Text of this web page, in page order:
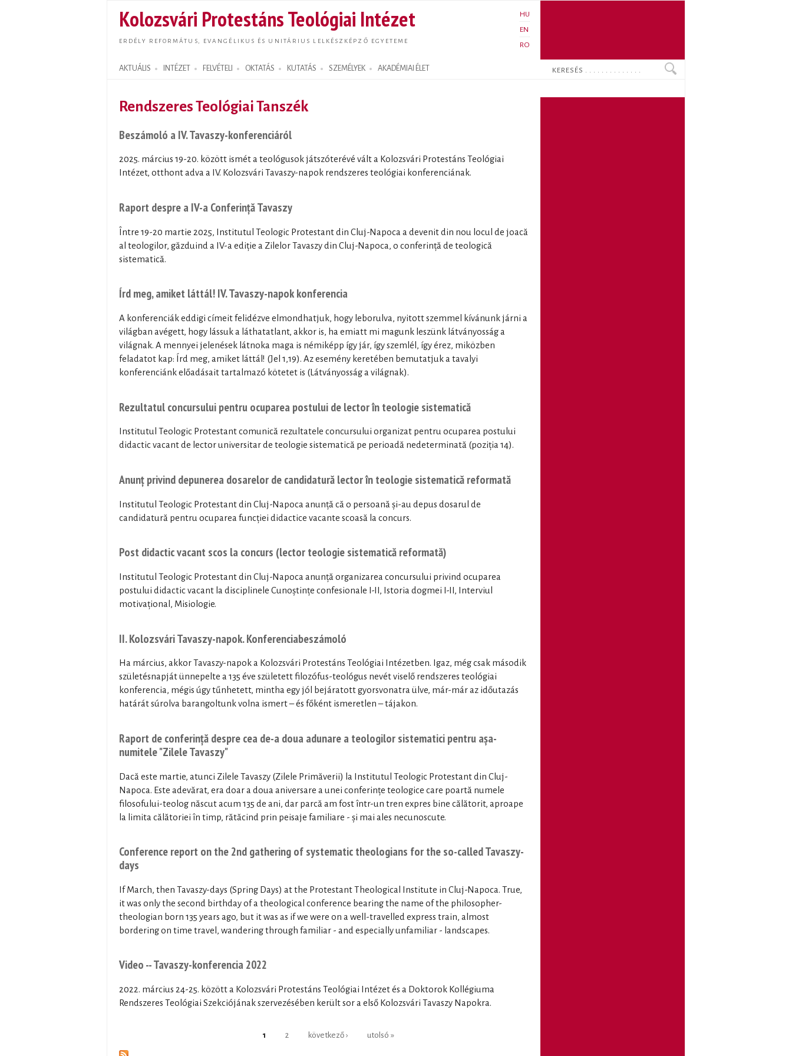
tartalomra
Kolozsvári Protestáns Teológiai Intézet
ERDÉLY REFORMÁTUS, EVANGÉLIKUS ÉS UNITÁRIUS LELKÉSZKÉPZŐ EGYETEME
HU
EN
RO
AKTUÁLIS INTÉZET FELVÉTELI OKTATÁS KUTATÁS SZEMÉLYEK AKADÉMIAI ÉLET
Search form
Keresés
Rendszeres Teológiai Tanszék
Beszámoló a IV. Tavaszy-konferenciáról
2025. március 19-20. között ismét a teológusok játszóterévé vált a Kolozsvári Protestáns Teológiai
Intézet, otthont adva a IV. Kolozsvári Tavaszy-napok rendszeres teológiai konferenciának.
Raport despre a IV-a Conferință Tavaszy
Între 19-20 martie 2025, Institutul Teologic Protestant din Cluj-Napoca a devenit din nou locul de joacă
al teologilor, găzduind a IV-a ediție a Zilelor Tavaszy din Cluj-Napoca, o conferință de teologică
sistematică.
Írd meg, amiket láttál! IV. Tavaszy-napok konferencia
A konferenciák eddigi címeit felidézve elmondhatjuk, hogy leborulva, nyitott szemmel kívánunk járni a
világban avégett, hogy lássuk a láthatatlant, akkor is, ha emiatt mi magunk leszünk látványosság a
világnak. A mennyei jelenések látnoka maga is némiképp így jár, így szemlél, így érez, miközben
feladatot kap: Írd meg, amiket láttál! (Jel 1,19). Az esemény keretében bemutatjuk a tavalyi
konferenciánk előadásait tartalmazó kötetet is (Látványosság a világnak).
Rezultatul concursului pentru ocuparea postului de lector în teologie sistematică
Institutul Teologic Protestant comunică rezultatele concursului organizat pentru ocuparea postului
didactic vacant de lector universitar de teologie sistematică pe perioadă nedeterminată (poziția 14).
Anunț privind depunerea dosarelor de candidatură lector în teologie sistematică reformată
Institutul Teologic Protestant din Cluj-Napoca anunță că o persoană și-au depus dosarul de
candidatură pentru ocuparea funcției didactice vacante scoasă la concurs.
Post didactic vacant scos la concurs (lector teologie sistematică reformată)
Institutul Teologic Protestant din Cluj-Napoca anunță organizarea concursului privind ocuparea
postului didactic vacant la disciplinele Cunoștințe confesionale I-II, Istoria dogmei I-II, Interviul
motivațional, Misiologie.
II. Kolozsvári Tavaszy-napok. Konferenciabeszámoló
Ha március, akkor Tavaszy-napok a Kolozsvári Protestáns Teológiai Intézetben. Igaz, még csak második
születésnapját ünnepelte a 135 éve született filozófus-teológus nevét viselő rendszeres teológiai
konferencia, mégis úgy tűnhetett, mintha egy jól bejáratott gyorsvonatra ülve, már-már az időutazás
határát súrolva barangoltunk volna ismert – és főként ismeretlen – tájakon.
Raport de conferință despre cea de-a doua adunare a teologilor sistematici pentru așa-
numitele "Zilele Tavaszy"
Dacă este martie, atunci Zilele Tavaszy (Zilele Primăverii) la Institutul Teologic Protestant din Cluj-
Napoca. Este adevărat, era doar a doua aniversare a unei conferințe teologice care poartă numele
filosofului-teolog născut acum 135 de ani, dar parcă am fost într-un tren expres bine călătorit, aproape
la limita călătoriei în timp, rătăcind prin peisaje familiare - și mai ales necunoscute.
Conference report on the 2nd gathering of systematic theologians for the so-called Tavaszy-
days
If March, then Tavaszy-days (Spring Days) at the Protestant Theological Institute in Cluj-Napoca. True,
it was only the second birthday of a theological conference bearing the name of the philosopher-
theologian born 135 years ago, but it was as if we were on a well-travelled express train, almost
bordering on time travel, wandering through familiar - and especially unfamiliar - landscapes.
Video -- Tavaszy-konferencia 2022
2022. március 24-25. között a Kolozsvári Protestáns Teológiai Intézet és a Doktorok Kollégiuma
Rendszeres Teológiai Szekciójának szervezésében került sor a első Kolozsvári Tavaszy Napokra.
1 2 következő › utolsó »